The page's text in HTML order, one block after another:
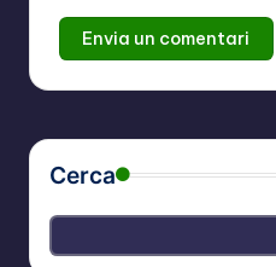
Cerca